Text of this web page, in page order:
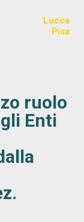
Lucca
Pisa
ruolo
Enti